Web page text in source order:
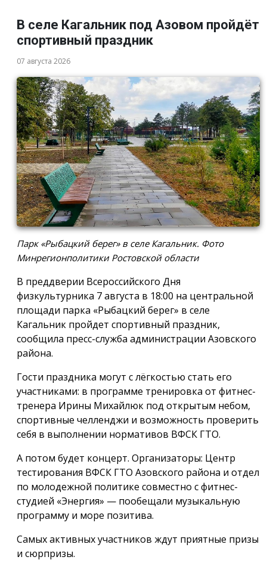
В селе Кагальник под Азовом пройдёт
спортивный праздник
07 августа 2026
Парк «Рыбацкий берег» в селе Кагальник. Фото
Минрегионполитики Ростовской области
В преддверии Всероссийского Дня
физкультурника 7 августа в 18:00 на центральной
площади парка «Рыбацкий берег» в селе
Кагальник пройдет спортивный праздник,
сообщила пресс-служба администрации Азовского
района.
Гости праздника могут с лёгкостью стать его
участниками: в программе тренировка от фитнес-
тренера Ирины Михайлюк под открытым небом,
спортивные челленджи и возможность проверить
себя в выполнении нормативов ВФСК ГТО.
А потом будет концерт. Организаторы: Центр
тестирования ВФСК ГТО Азовского района и отдел
по молодежной политике совместно с фитнес-
студией «Энергия» — пообещали музыкальную
программу и море позитива.
Самых активных участников ждут приятные призы
и сюрпризы.